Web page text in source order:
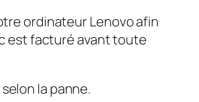
ordinateur Lenovo afin
est facturé avant toute
la panne.